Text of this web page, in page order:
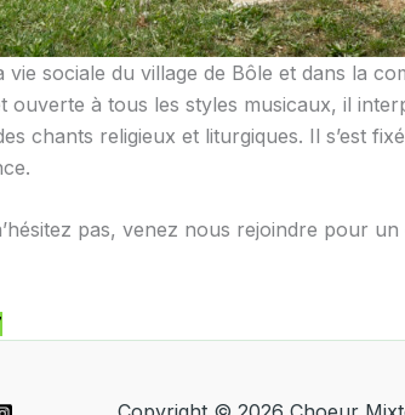
sociale du village de Bôle et dans la
ouverte à tous les styles musicaux, il
chants religieux et liturgiques. Il s’est
pas, venez nous rejoindre pour